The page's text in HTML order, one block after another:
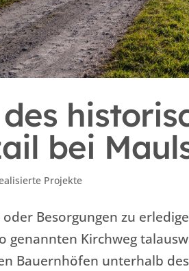
bei
Projekte
Besorgungen zu
genannten Kirchweg
Bauernhöfen unterhalb